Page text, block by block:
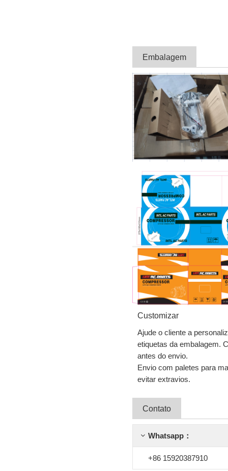
Embalagem
Customizar
Ajude o cliente a
etiquetas da embalagem.
antes do envio.
Envio com paletes para
evitar extravios.
Contato
Whatsapp：
+86 15920387910